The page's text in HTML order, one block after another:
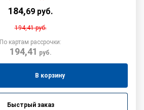
184,69 руб.
194,41руб.
По картам рассрочки:
194,41 руб.
В корзину
Быстрый заказ